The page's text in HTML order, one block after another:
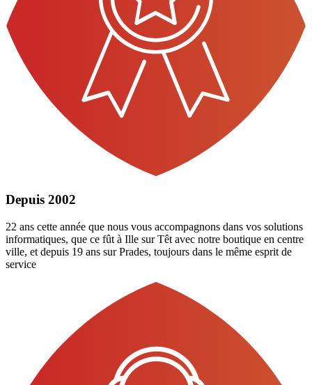
Depuis 2002
22 ans cette année que nous vous accompagnons dans vos solutions
informatiques, que ce fût à Ille sur Têt avec notre boutique en centre
ville, et depuis 19 ans sur Prades, toujours dans le même esprit de
service